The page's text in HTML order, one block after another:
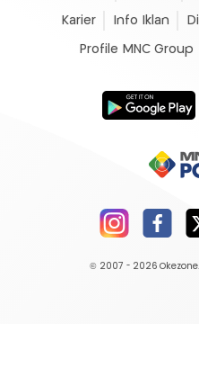
Karier Info Iklan
Profile MNC Group
© 2007 - 2026